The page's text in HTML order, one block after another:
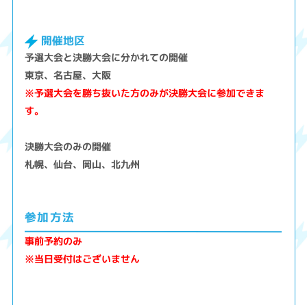
開催地区
予選大会と決勝大会に分かれての開催
東京、名古屋、大阪
※予選大会を勝ち抜いた方のみが決勝大会に参加できま
す。
決勝大会のみの開催
札幌、仙台、岡山、北九州
参加方法
事前予約のみ
※当日受付はございません